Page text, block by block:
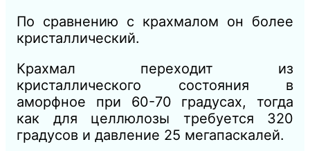
По сравнению с крахмалом он более
кристаллический.
Крахмал переходит из
кристаллического состояния в
аморфное при 60-70 градусах, тогда
как для целлюлозы требуется 320
градусов и давление 25 мегапаскалей.